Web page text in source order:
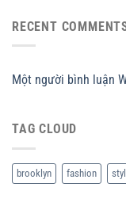
RECENT
Một người bình luận
TAG CLOUD
brooklyn fashion